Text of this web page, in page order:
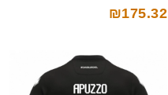
קצרה
₪175.32